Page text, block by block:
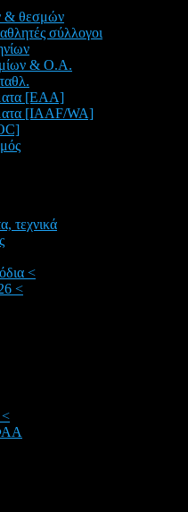
& θεσμών
σύλλογοι
& Ο.Α.
[EAA]
[IAAF/WA]
τεχνικά
<
<